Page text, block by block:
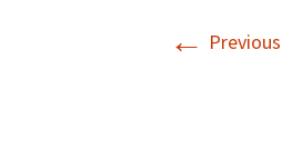
← Previous